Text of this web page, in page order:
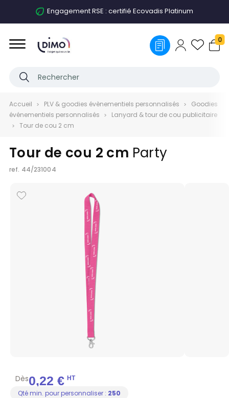
Engagement RSE : certifié Ecovadis Platinum
0
Accueil PLV & goodies évènementiels personnalisés
Goodies
événementiels personnalisés
Lanyard & tour de cou publicitaire
Tour de cou 2 cm
Tour de cou 2 cm Party
ref. 44/231004
Dès0,22 € HT
Qté min. pour personnaliser : 250